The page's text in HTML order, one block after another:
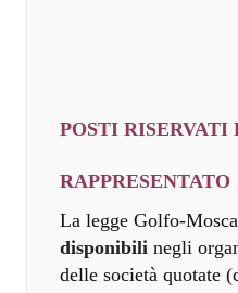
POSTI RISERVATI
RAPPRESENTATO
La legge Golfo-
disponibili negli
delle società quotate